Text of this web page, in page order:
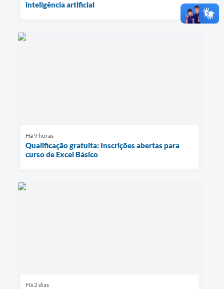
inteligência artificial
Há 9 horas
Qualificação gratuita: Inscrições abertas para
curso de Excel Básico
Há 2 dias